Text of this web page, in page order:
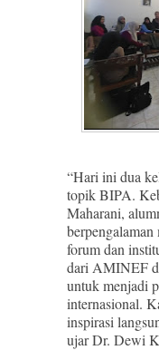
“Hari ini dua
topik BIPA.
Maharani,
forum dan
dari AMINEF
untuk menjadi
internasional.
inspirasi
ujar Dr. Dewi